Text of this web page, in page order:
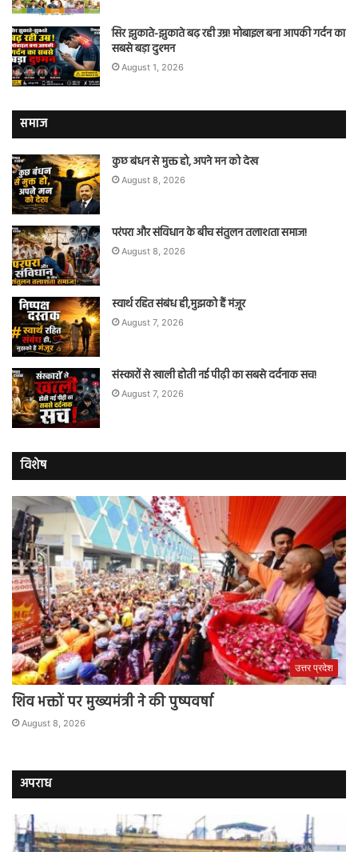
सिर झुकाते-झुकाते बढ़ रही उम्र! मोबाइल बना आपकी गर्दन का
सबसे बड़ा दुश्मन
August 1, 2026
समाज
कुछ बंधन से मुक्त हो, अपने मन को देख
August 8, 2026
परंपरा और संविधान के बीच संतुलन तलाशता समाज!
August 8, 2026
स्वार्थ रहित संबंध ही,मुझको हैं मंज़ूर
August 7, 2026
संस्कारों से खाली होती नई पीढ़ी का सबसे दर्दनाक सच!
August 7, 2026
विशेष
उत्तर प्रदेश
शिव भक्तों पर मुख्यमंत्री ने की पुष्पवर्षा
August 8, 2026
अपराध